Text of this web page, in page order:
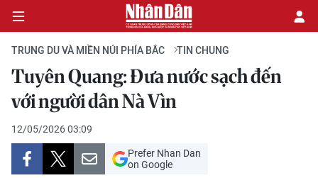
CHÍNH TRỊ
KINH TẾ
VĂN HÓA
TRUNG DU VÀ MIỀN NÚI PHÍA BẮC TIN CHUNG
Tuyên Quang: Đưa nước sạch đến
với người dân Nà Vìn
12/05/2026 03:09
Prefer Nhan Dan
on Google